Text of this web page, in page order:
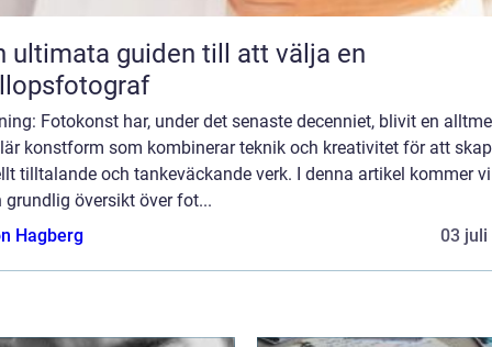
ultimata guiden till att välja en
Fotokonst har, under det senaste decenniet, blivit en
konstform som kombinerar teknik och kreativitet för att
tilltalande och tankeväckande verk. I denna artikel kommer
grundlig översikt över fot...
Hagberg
03 juli